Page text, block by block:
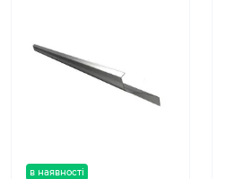
в наявності